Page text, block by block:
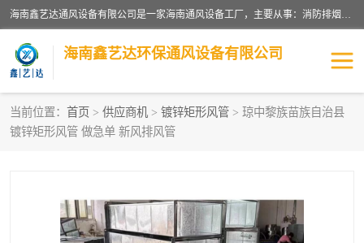
海南鑫艺达通风设备有限公司是一家海南通风设备工厂，主要从事：消防排烟工程、油烟净化工程、厨房排烟工程、酒店厨房设备、新风排风系统、镀锌铁皮管道加工、暖通工程、通风管道安装、消防火阀百叶风口等业务。公司拥有管道及配件一体化工厂生产线，良好的售后服务，良好的设计团队，良好的施工团队、良好管理人员，掌握畅通丰富的信息、市场渠道。
海南鑫艺达环保通风设备有限公司
当前位置： 首页 > 供应商机 > 镀锌矩形风管 > 琼中黎族苗族自治县
镀锌矩形风管 做急单 新风排风管
海南暖通工程
海南油烟净化工程 管道配件